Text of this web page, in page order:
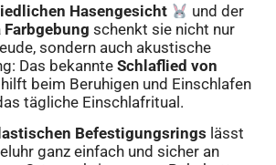
Hasengesicht
und der
schenkt sie nicht nur
sondern auch akustische
Das bekannte Schlaflied von
hilft beim Beruhigen und Einschlafen
tägliche Einschlafritual.
Befestigungsrings lässt
ganz einfach und sicher an